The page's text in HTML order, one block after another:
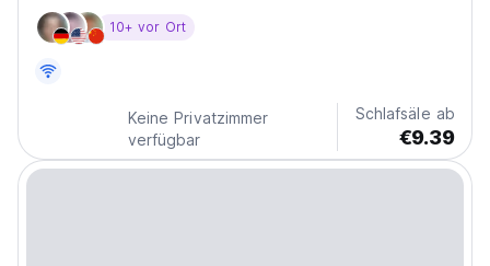
10+ vor Ort
Keine Privatzimmer
verfügbar
Schlafsäle ab
€9.39